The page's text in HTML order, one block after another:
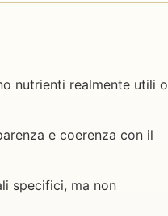
nutrienti realmente utili o
e coerenza con il
specifici, ma non